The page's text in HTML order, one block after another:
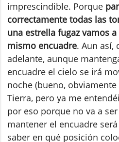
imprescindible. Porque
correctamente todas las
una estrella fugaz vamos
mismo encuadre. Aun así,
adelante, aunque
encuadre el cielo se irá
noche (bueno,
Tierra, pero ya me
por eso porque no va a
mantener el encuadre
saber en qué posición